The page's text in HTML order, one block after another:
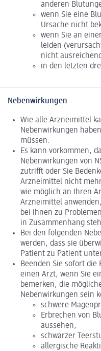
anderen
wenn Sie eine
Ursache nicht
wenn Sie an
leiden
nicht
in den letzten
Nebenwirkungen
Wie alle Arzneimittel
Nebenwirkungen
müssen.
Es kann vorkommen,
Nebenwirkungen von
zutrifft oder Sie
Arzneimittel nicht
wie möglich an Ihren
Arzneimittel
bei ihnen zu
in Zusammenhang
Bei den folgenden
werden, dass sie
Patient zu Patient
Beenden Sie sofort die
einen Arzt, wenn Sie
bemerken, die
Nebenwirkungen sein
schwere
Erbrechen von
aussehen,
schwarzer
allergische